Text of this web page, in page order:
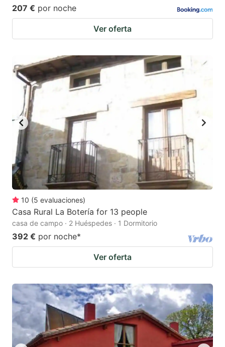
207 € por noche
Ver oferta
10 (5 evaluaciones)
Casa Rural La Botería for 13 people
casa de campo · 2 Huéspedes · 1 Dormitorio
392 € por noche*
Ver oferta